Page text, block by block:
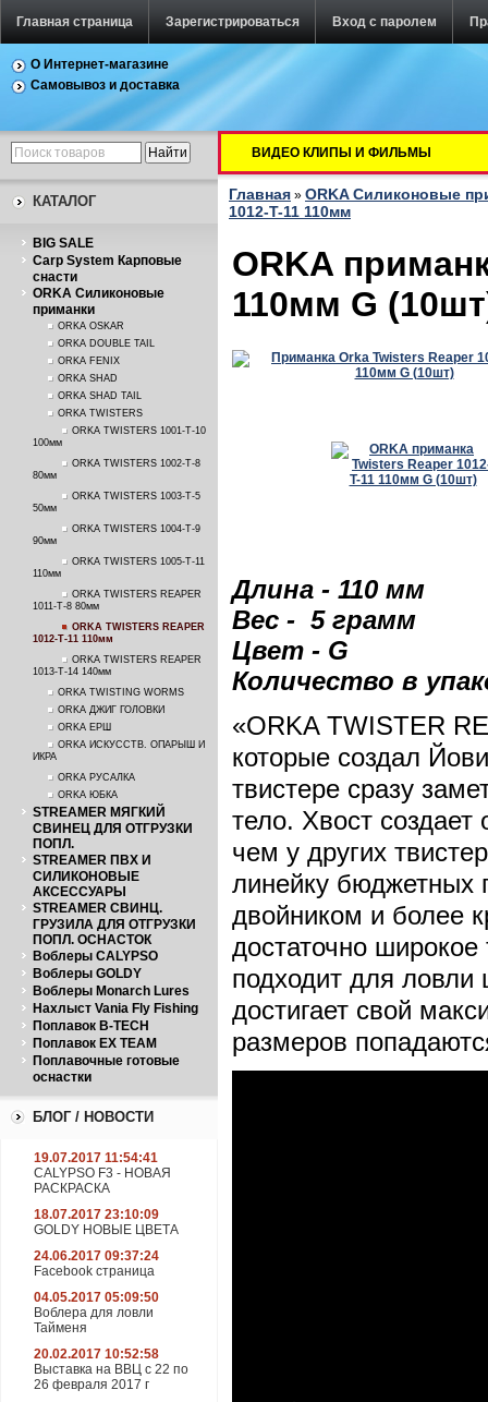
Главная страница Зарегистрироваться Вход с паролем
О Интернет-магазине
Самовывоз и доставка
КАТАЛОГ
BIG SALE
Carp System Карповые
снасти
ORKA Силиконовые
приманки
ORKA OSKAR
ORKA DOUBLE TAIL
ORKA FENIX
ORKA SHAD
ORKA SHAD TAIL
ORKA TWISTERS
ORKA TWISTERS 1001-T-10
100мм
ORKA TWISTERS 1002-T-8
80мм
ORKA TWISTERS 1003-T-5
50мм
ORKA TWISTERS 1004-T-9
90мм
ORKA TWISTERS 1005-T-11
110мм
ORKA TWISTERS REAPER
1011-T-8 80мм
ORKA TWISTERS REAPER
1012-T-11 110мм
ORKA TWISTERS REAPER
1013-T-14 140мм
ORKA TWISTING WORMS
ORKA ДЖИГ ГОЛОВКИ
ORKA ЕРШ
ORKA ИСКУССТВ. ОПАРЫШ И
ИКРА
ORKA РУСАЛКА
ORKA ЮБКА
STREAMER МЯГКИЙ
СВИНЕЦ ДЛЯ ОТГРУЗКИ
ПОПЛ.
STREAMER ПВХ И
СИЛИКОНОВЫЕ
АКСЕССУАРЫ
STREAMER СВИНЦ.
ГРУЗИЛА ДЛЯ ОТГРУЗКИ
ПОПЛ. ОСНАСТОК
Воблеры CALYPSO
Воблеры GOLDY
Воблеры Monarch Lures
Нахлыст Vania Fly Fishing
Поплавок B-TECH
Поплавок EX TEAM
Поплавочные готовые
оснастки
БЛОГ / НОВОСТИ
19.07.2017 11:54:41
CALYPSO F3 - НОВАЯ
РАСКРАСКА
18.07.2017 23:10:09
GOLDY НОВЫЕ ЦВЕТА
24.06.2017 09:37:24
Facebook страница
04.05.2017 05:09:50
Воблера для ловли
Тайменя
20.02.2017 10:52:58
Выставка на ВВЦ с 22 по
26 февраля 2017 г
ВИДЕО КЛИПЫ И ФИЛЬМЫ
Главная » ORKA Силиконовые
1012-T-11 110мм
ORKA
110мм G
Длина - 110 мм
Вес - 5 грамм
Цвет - G
Количество в
«ORKA TWISTER
которые создал
твистере сразу
тело. Хвост
чем у других
линейку бюджетных
двойником и более
достаточно
подходит для ловли
достигает свой
размеров